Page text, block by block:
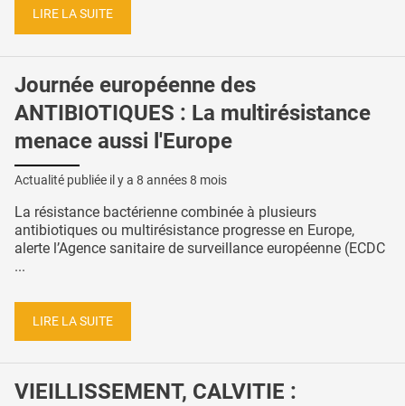
LIRE LA SUITE
Journée européenne des
ANTIBIOTIQUES : La multirésistance
menace aussi l'Europe
Actualité publiée il y a 8 années 8 mois
La résistance bactérienne combinée à plusieurs
antibiotiques ou multirésistance progresse en Europe,
alerte l’Agence sanitaire de surveillance européenne (ECDC
...
LIRE LA SUITE
VIEILLISSEMENT, CALVITIE :